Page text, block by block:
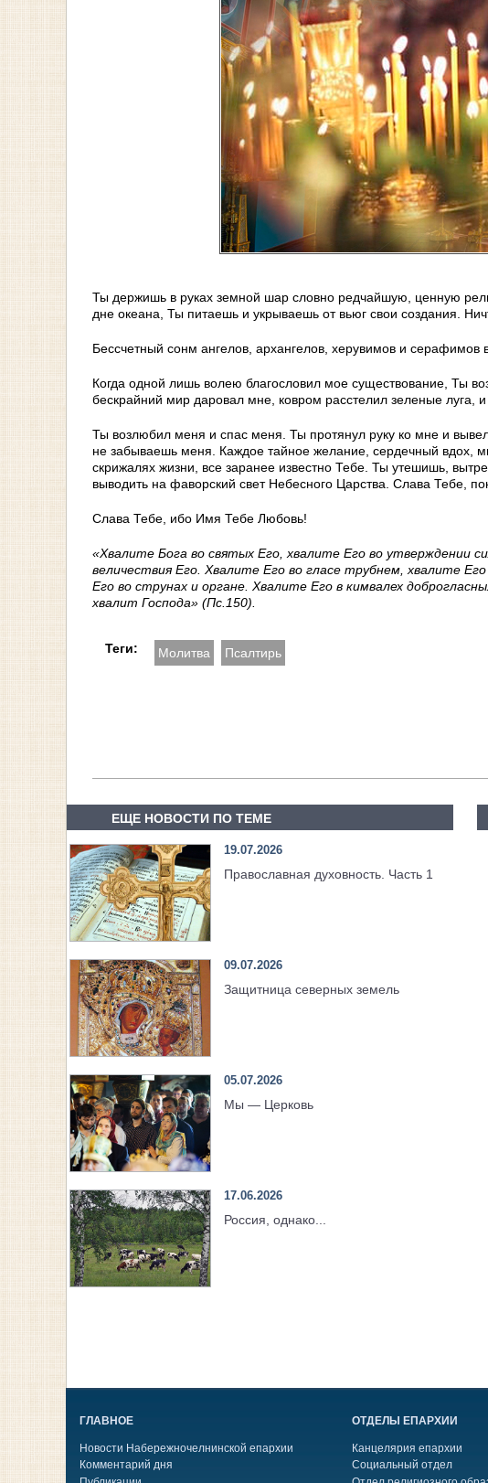
Ты держишь в руках земной шар словно редчайшую, ценную
дне океана, Ты питаешь и укрываешь от вьюг свои создания.
Бессчетный сонм ангелов, архангелов, херувимов и серафимов
Когда одной лишь волею благословил мое существование, Ты
бескрайний мир даровал мне, ковром расстелил зеленые луга,
Ты возлюбил меня и спас меня. Ты протянул руку ко мне и
не забываешь меня. Каждое тайное желание, сердечный вдох,
скрижалях жизни, все заранее известно Тебе. Ты утешишь,
выводить на фаворский свет Небесного Царства. Слава Тебе,
Слава Тебе, ибо Имя Тебе Любовь!
«Хвалите Бога во святых Его, хвалите Его во утверждении
величествия Его. Хвалите Его во гласе трубнем, хвалите
Его во струнах и органе. Хвалите Его в кимвалех
хвалит Господа» (Пс.150).
Теги: Молитва Псалтирь
ЕЩЕ НОВОСТИ ПО ТЕМЕ
19.07.2026
Православная духовность. Часть 1
09.07.2026
Защитница северных земель
05.07.2026
Мы — Церковь
17.06.2026
Россия, однако...
ГЛАВНОЕ
Новости Набережночелнинской епархии
Комментарий дня
ОТДЕЛЫ ЕПАРХИИ
Канцелярия епархии
Социальный отдел